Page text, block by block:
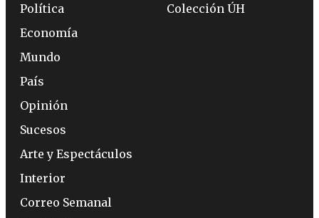
Política
Economía
Mundo
País
Opinión
Sucesos
Arte y Espectáculos
Interior
Correo Semanal
Colección ÚH